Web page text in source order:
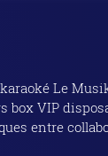
box VIP
entre